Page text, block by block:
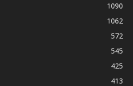
1090
1062
572
545
425
413